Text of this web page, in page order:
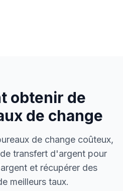
obtenir de
de change
de change coûteux,
transfert d'argent pour
et récupérer des
meilleurs taux.